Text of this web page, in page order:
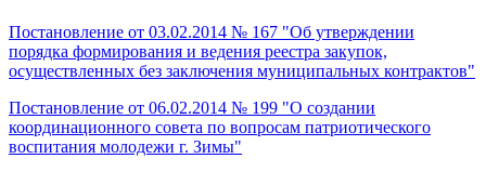
Постановление от 03.02.2014 № 167 "Об утверждении
порядка формирования и ведения реестра закупок,
осуществленных без заключения муниципальных контрактов"
Постановление от 06.02.2014 № 199 "О создании
координационного совета по вопросам патриотического
воспитания молодежи г. Зимы"